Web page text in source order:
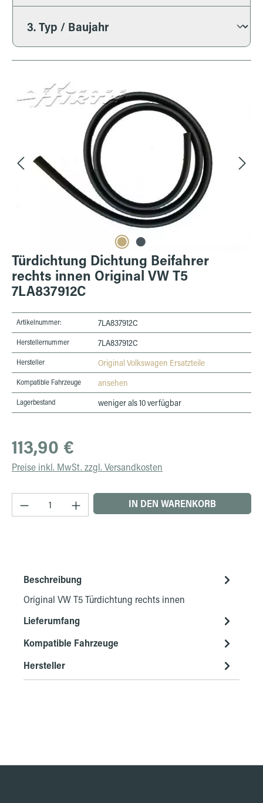
Bildergalerie überspringen
Türdichtung Dichtung Beifahrer
rechts innen Original VW T5
7LA837912C
Artikelnummer: 7LA837912C
Herstellernummer 7LA837912C
Hersteller Original Volkswagen Ersatzteile
Kompatible Fahrzeuge ansehen
Lagerbestand weniger als 10 verfügbar
Regulärer Preis:
113,90 €
Preise inkl. MwSt. zzgl. Versandkosten
Produkt Anzahl: Gib den gewünschten Wert
IN DEN WARENKORB
Beschreibung
Original VW T5 Türdichtung rechts innen
Lieferumfang
Kompatible Fahrzeuge
Hersteller